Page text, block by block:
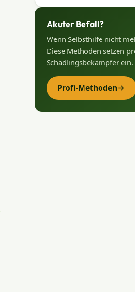
Akuter Befall?
Wenn Selbsthilfe nicht
Diese Methoden setzen
Schädlingsbekämpfer ein.
Profi-Methoden